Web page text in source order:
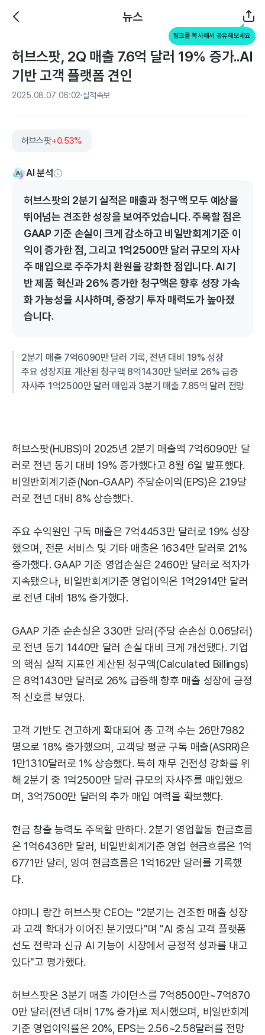
뉴스
링크를 복사해서 공유해보세요
허브스팟, 2Q 매출 7.6억 달러 19% 증가..AI
기반 고객 플랫폼 견인
2025.08.07 06:02 실적속보
허브스팟+0.53%
AI 분석
허브스팟의 2분기 실적은 매출과 청구액 모두 예상을
뛰어넘는 견조한 성장을 보여주었습니다. 주목할 점은
GAAP 기준 손실이 크게 감소하고 비일반회계기준 이
익이 증가한 점, 그리고 1억2500만 달러 규모의 자사
주 매입으로 주주가치 환원을 강화한 점입니다. AI 기
반 제품 혁신과 26% 증가한 청구액은 향후 성장 가속
화 가능성을 시사하며, 중장기 투자 매력도가 높아졌
습니다.
2분기 매출 7억6090만 달러 기록, 전년 대비 19% 성장
주요 성장지표 계산된 청구액 8억1430만 달러로 26% 급증
자사주 1억2500만 달러 매입과 3분기 매출 7.85억 달러 전망
허브스팟(HUBS)이 2025년 2분기 매출액 7억6090만 달
러로 전년 동기 대비 19% 증가했다고 8월 6일 발표했다.
비일반회계기준(Non-GAAP) 주당순이익(EPS)은 2.19달
러로 전년 대비 8% 상승했다.
주요 수익원인 구독 매출은 7억4453만 달러로 19% 성장
했으며, 전문 서비스 및 기타 매출은 1634만 달러로 21%
증가했다. GAAP 기준 영업손실은 2460만 달러로 적자가
지속됐으나, 비일반회계기준 영업이익은 1억2914만 달러
로 전년 대비 18% 증가했다.
GAAP 기준 순손실은 330만 달러(주당 순손실 0.06달러)
로 전년 동기 1440만 달러 손실 대비 크게 개선됐다. 기업
의 핵심 실적 지표인 계산된 청구액(Calculated Billings)
은 8억1430만 달러로 26% 급증해 향후 매출 성장에 긍정
적 신호를 보였다.
고객 기반도 견고하게 확대되어 총 고객 수는 26만7982
명으로 18% 증가했으며, 고객당 평균 구독 매출(ASRR)은
1만1310달러로 1% 상승했다. 특히 재무 건전성 강화를 위
해 2분기 중 1억2500만 달러 규모의 자사주를 매입했으
며, 3억7500만 달러의 추가 매입 여력을 확보했다.
현금 창출 능력도 주목할 만하다. 2분기 영업활동 현금흐름
은 1억6436만 달러, 비일반회계기준 영업 현금흐름은 1억
6771만 달러, 잉여 현금흐름은 1억162만 달러를 기록했
다.
야미니 랑간 허브스팟 CEO는 "2분기는 견조한 매출 성장
과 고객 확대가 이어진 분기였다"며 "AI 중심 고객 플랫폼
선도 전략과 신규 AI 기능이 시장에서 긍정적 성과를 내고
있다"고 평가했다.
허브스팟은 3분기 매출 가이던스를 7억8500만~7억870
0만 달러(전년 대비 17% 증가)로 제시했으며, 비일반회계
기준 영업이익률은 20%, EPS는 2.56~2.58달러를 전망